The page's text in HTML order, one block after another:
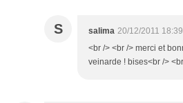
S salima 20/12/2011 18:39
<br /> <br /> merci et
veinarde ! bises<br />